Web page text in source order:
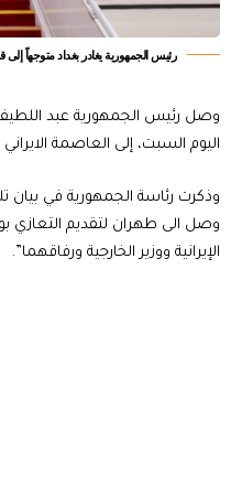
رئيس الجمهورية يغادر بغداد متوجهاً
وصل رئيس الجمهورية عبد
اليوم السبت، إلى العاصمة
وذكرت رئاسة الجمهورية في بيان
وصل الى طهران لتقديم التعازي
الإيرانية ووزير الخارجية ورفاقهما”.